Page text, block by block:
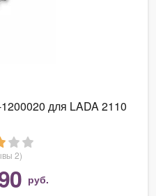
для LADA 2110
2)
руб.